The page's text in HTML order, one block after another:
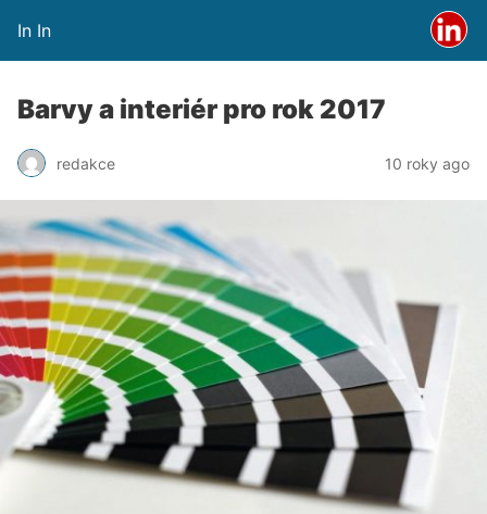
In In
Barvy a interiér pro rok 2017
redakce 10 roky ago